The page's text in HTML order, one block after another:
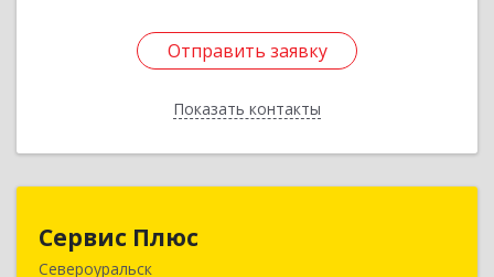
Отправить заявку
Показать контакты
Отправить заявку
Назад
Сервис Плюс
Североуральск